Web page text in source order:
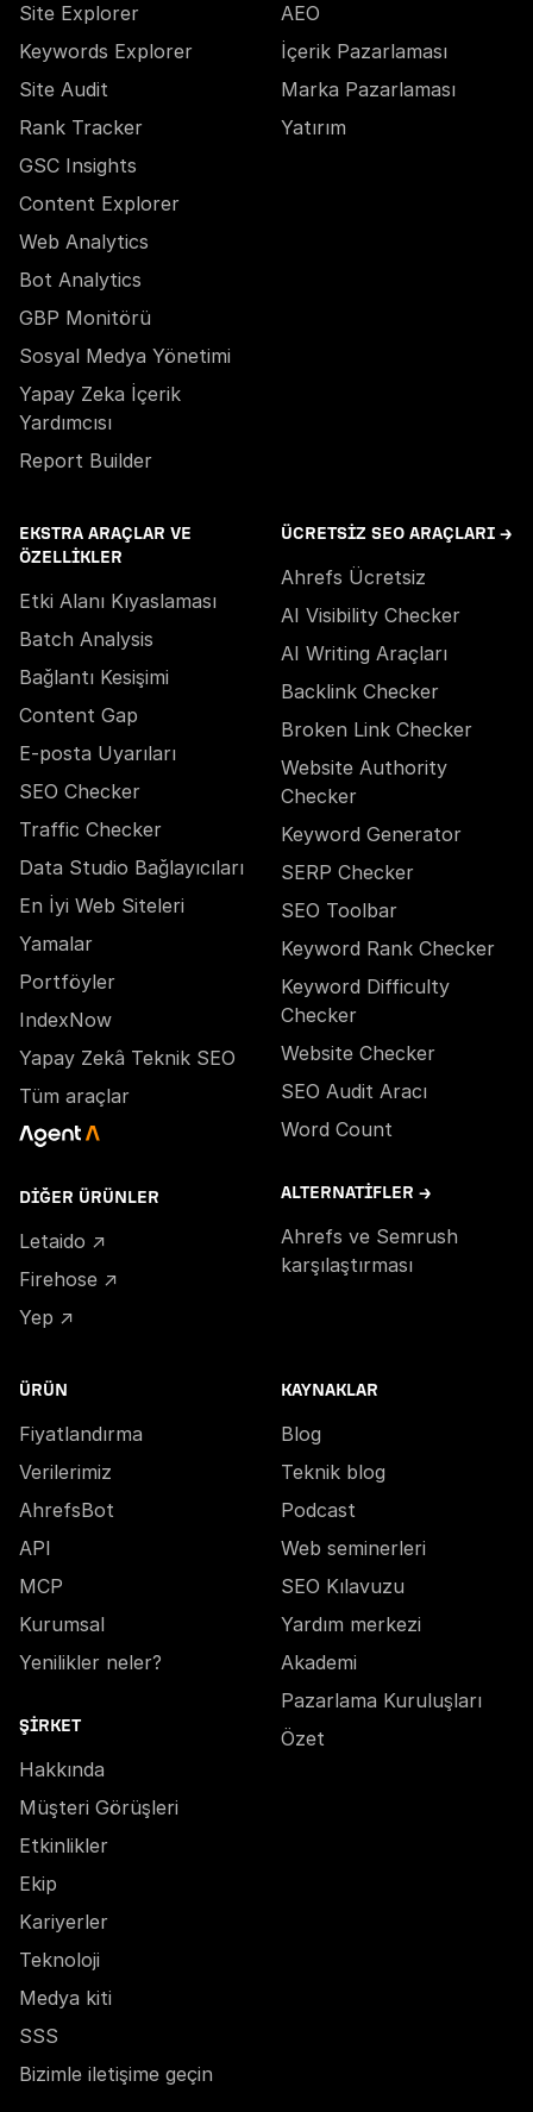
Site Explorer
Keywords Explorer
Site Audit
Rank Tracker
GSC Insights
Content Explorer
Web Analytics
Bot Analytics
GBP Monitörü
Sosyal Medya Yönetimi
Yapay Zeka İçerik
Yardımcısı
Report Builder
AEO
İçerik Pazarlaması
Marka Pazarlaması
Yatırım
EKSTRA ARAÇLAR VE
ÖZELLIKLER
Etki Alanı Kıyaslaması
Batch Analysis
Bağlantı Kesişimi
Content Gap
E-posta Uyarıları
SEO Checker
Traffic Checker
Data Studio Bağlayıcıları
En İyi Web Siteleri
Yamalar
Portföyler
IndexNow
Yapay Zekâ Teknik SEO
Tüm araçlar
DIĞER ÜRÜNLER
Letaido ↗
Firehose ↗
Yep ↗
ÜCRETSIZ SEO ARAÇLARI →
Ahrefs Ücretsiz
AI Visibility Checker
AI Writing Araçları
Backlink Checker
Broken Link Checker
Website Authority
Checker
Keyword Generator
SERP Checker
SEO Toolbar
Keyword Rank Checker
Keyword Difficulty
Checker
Website Checker
SEO Audit Aracı
Word Count
ALTERNATIFLER →
Ahrefs ve Semrush
karşılaştırması
ÜRÜN
Fiyatlandırma
Verilerimiz
AhrefsBot
API
MCP
Kurumsal
Yenilikler neler?
ŞIRKET
Hakkında
Müşteri Görüşleri
Etkinlikler
Ekip
Kariyerler
Teknoloji
Medya kiti
SSS
Bizimle iletişime geçin
KAYNAKLAR
Blog
Teknik blog
Podcast
Web seminerleri
SEO Kılavuzu
Yardım merkezi
Akademi
Pazarlama Kuruluşları
Özet